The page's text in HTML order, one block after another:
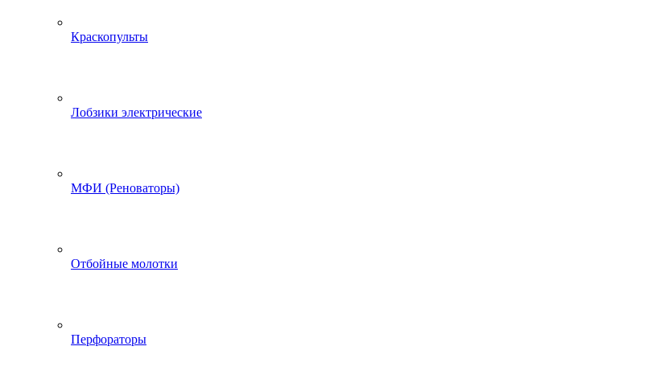
Краскопульты
Лобзики электрические
МФИ (Реноваторы)
Отбойные молотки
Перфораторы